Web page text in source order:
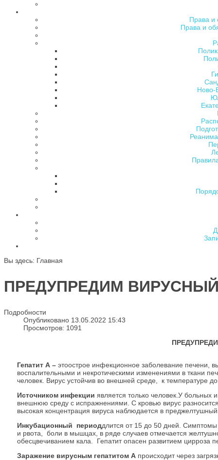
Права и
Права и
Ново-
Вы здесь: Главная
ПРЕДУПРЕДИМ
Подробности
Опубликовано 13.05.2022 15:43
Просмотров: 1091
Гепатит А –этоострое инфекционное заболевание печени,
воспалительными и некротическими изменениями в ткани
человек. Вирус устойчив во внешней среде, к температуре
Источником инфекцииявляется только человек.У больных
внешнюю среду с испражнениями. С кровью вирус
высокая концентрация вируса наблюдается в
Инкубационный периоддлится от 15 до 50 дней.
и рвота, боли в мышцах, в ряде случаев отмечается
обесцвечиванием кала. Гепатит опасен развитием цирроза
Заражение вирусным гепатитом А происходит через